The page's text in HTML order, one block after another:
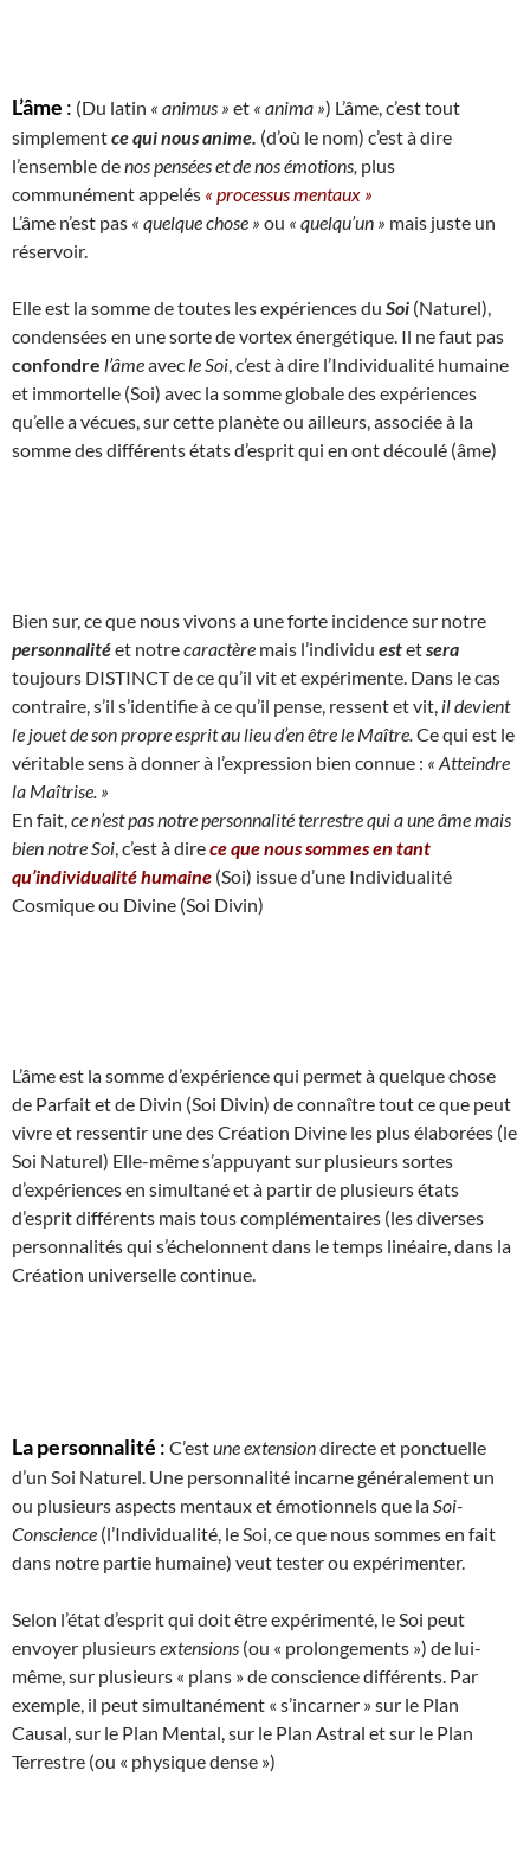
L’âme : (Du latin « animus » et « anima ») L’âme, c’est tout
simplementce qui nous anime. (d’où le nom) c’est à dire
l’ensemble denos pensées et de nos émotions, plus
communément appelés « processus mentaux »
L’âme n’est pas « quelque chose » ou « quelqu’un » mais juste un
réservoir.
Elle est la somme de toutes les expériences du Soi (Naturel),
condensées en une sorte de vortex énergétique. Il ne faut pas
confondre l’âmeavec le Soi , c’est à dire l’Individualité humaine
et immortelle (Soi) avec la somme globale des expériences
qu’elle a vécues, sur cette planète ou ailleurs, associée à la
somme des différents états d’esprit qui en ont découlé (âme)
Bien sur, ce que nous vivons a une forte incidence sur notre
personnalitéet notrecaractère mais l’individu estetsera
toujours DISTINCT de ce qu’il vit et expérimente. Dans le cas
contraire, s’il s’identifie à ce qu’il pense, ressent et vit, il devient
le jouet de son propre esprit au lieu d’en être le Maître. Ce qui est le
véritable sens à donner à l’expression bien connue : « Atteindre
la Maîtrise. »
En fait, ce n’est pas notre personnalité terrestre qui a une âme mais
bien notre Soi , c’est à direce que nous sommes en tant
qu’individualité humaine (Soi) issue d’une Individualité
Cosmique ou Divine (Soi Divin)
L’âme est la somme d’expérience qui permet à quelque chose
de Parfait et de Divin (Soi Divin) de connaître tout ce que peut
vivre et ressentir une des Création Divine les plus élaborées (le
Soi Naturel) Elle-même s’appuyant sur plusieurs sortes
d’expériences en simultané et à partir de plusieurs états
d’esprit différents mais tous complémentaires (les diverses
personnalités qui s’échelonnent dans le temps linéaire, dans la
Création universelle continue.
La personnalité : C’estune extensiondirecte et ponctuelle
d’un Soi Naturel. Une personnalité incarne généralement un
ou plusieurs aspects mentaux et émotionnels que la Soi-
Conscience (l’Individualité, le Soi, ce que nous sommes en fait
dans notre partie humaine) veut tester ou expérimenter.
Selon l’état d’esprit qui doit être expérimenté, le Soi peut
envoyer plusieursextensions (ou « prolongements ») de lui-
même, sur plusieurs « plans » de conscience différents. Par
exemple, il peut simultanément « s’incarner » sur le Plan
Causal, sur le Plan Mental, sur le Plan Astral et sur le Plan
Terrestre (ou « physique dense »)